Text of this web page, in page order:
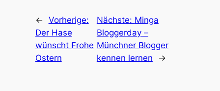
← Vorherige:
Der Hase
wünscht Frohe
Ostern
Nächste: Minga
Bloggerday –
Münchner Blogger
kennen lernen
→